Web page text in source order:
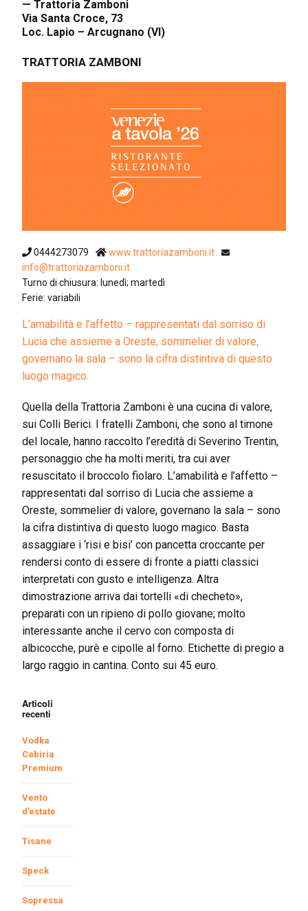
— Trattoria Zamboni
Via Santa Croce, 73
Loc. Lapio – Arcugnano (VI)
TRATTORIA ZAMBONI
0444273079
www.trattoriazamboni.it
info@trattoriazamboni.it
Turno di chiusura: lunedì; martedì
Ferie: variabili
L’amabilità e l’affetto – rappresentati dal sorriso di
Lucia che assieme a Oreste, sommelier di valore,
governano la sala – sono la cifra distintiva di questo
luogo magico.
Quella della Trattoria Zamboni è una cucina di valore,
sui Colli Berici. I fratelli Zamboni, che sono al timone
del locale, hanno raccolto l’eredità di Severino Trentin,
personaggio che ha molti meriti, tra cui aver
resuscitato il broccolo fiolaro. L’amabilità e l’affetto –
rappresentati dal sorriso di Lucia che assieme a
Oreste, sommelier di valore, governano la sala – sono
la cifra distintiva di questo luogo magico. Basta
assaggiare i ‘risi e bisi’ con pancetta croccante per
rendersi conto di essere di fronte a piatti classici
interpretati con gusto e intelligenza. Altra
dimostrazione arriva dai tortelli «di checheto»,
preparati con un ripieno di pollo giovane; molto
interessante anche il cervo con composta di
albicocche, purè e cipolle al forno. Etichette di pregio a
largo raggio in cantina. Conto sui 45 euro.
Articoli
recenti
Vodka
Cabiria
Premium
Vento
d’estate
Tisane
Speck
Sopressa